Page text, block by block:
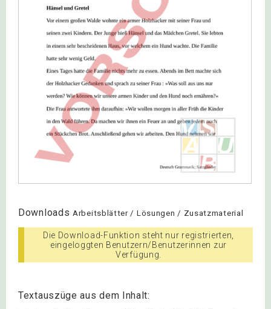
Downloads Arbeitsblätter / Lösungen / Zusatzmaterial
Die Download-Funktion steht nur registrierten,
eingeloggten Benutzern/Benutzerinnen zur
Verfügung.
Textauszüge aus dem Inhalt: